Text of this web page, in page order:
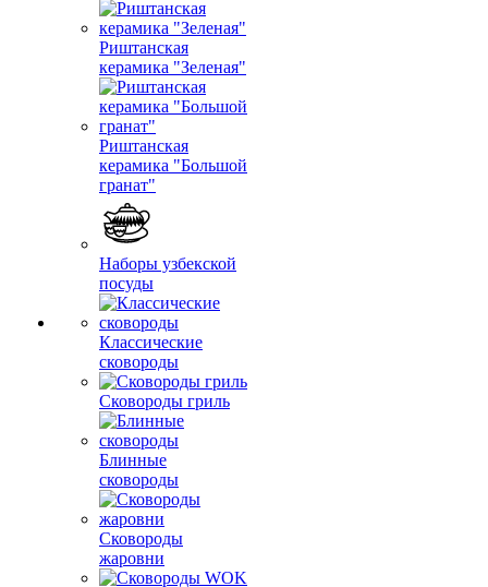
Риштанская
керамика "Зеленая"
Риштанская
керамика "Большой
гранат"
Наборы узбекской
посуды
Классические
сковороды
Сковороды гриль
Блинные
сковороды
Сковороды
жаровни